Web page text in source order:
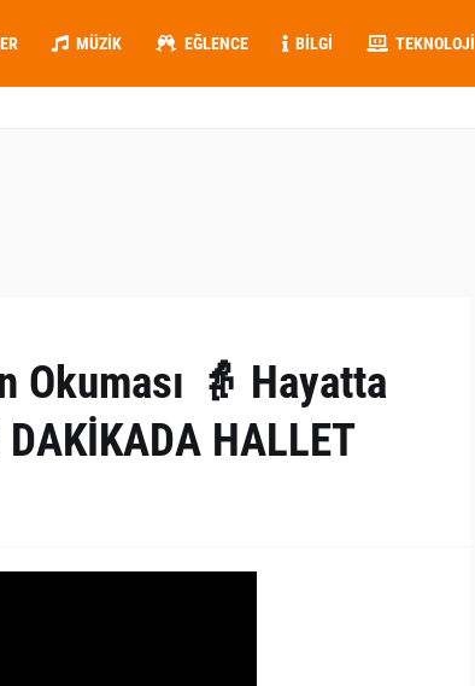
MÜZIK EĞLENCE BILGI TEKNOLOJI
Okuması 👵 Hayatta
HALLET